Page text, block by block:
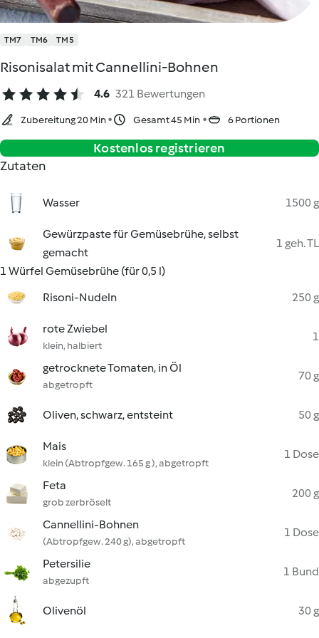
TM7 TM6 TM5
Risonisalat mit Cannellini-Bohnen
4.6 321 Bewertungen
Zubereitung 20 Min Gesamt 45 Min 6 Portionen
Kostenlos registrieren
Zutaten
Wasser 1500 g
Gewürzpaste für Gemüsebrühe, selbst
gemacht
1 geh. TL
1 Würfel Gemüsebrühe (für 0,5 l)
Risoni-Nudeln
250 g
rote Zwiebel
klein, halbiert
1
getrocknete Tomaten, in Öl
abgetropft
70 g
Oliven, schwarz, entsteint 50 g
Mais
klein (Abtropfgew. 165 g ), abgetropft
1 Dose
Feta
grob zerbröselt
200 g
Cannellini-Bohnen
(Abtropfgew. 240 g), abgetropft
1 Dose
Petersilie
abgezupft
1 Bund
Olivenöl 30 g